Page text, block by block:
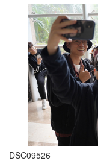
DSC09526